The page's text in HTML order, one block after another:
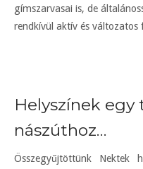
gímszarvasai is, de
rendkívül aktív és változatos
Helyszínek egy
nászúthoz…
Összegyűjtöttünk Nektek